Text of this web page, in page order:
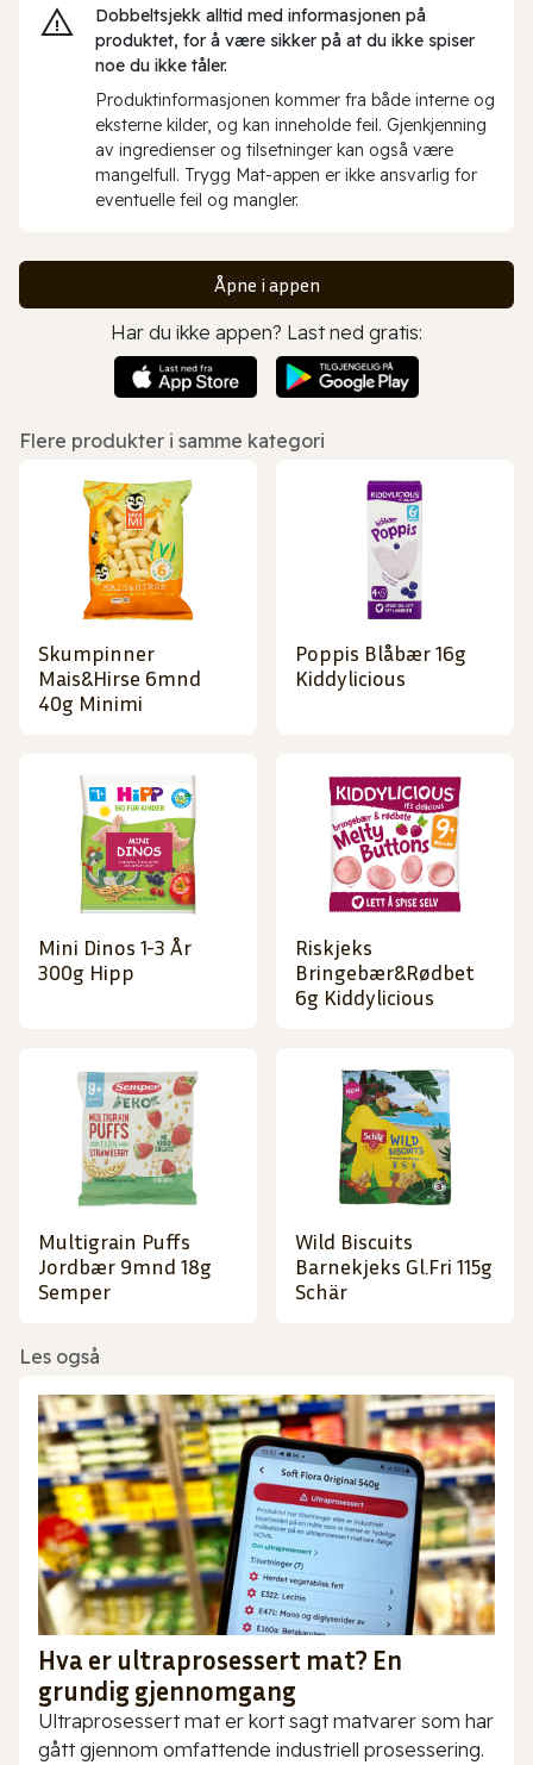
Dobbeltsjekk alltid med informasjonen på
produktet, for å være sikker på at du ikke spiser
noe du ikke tåler.
Produktinformasjonen kommer fra både interne og
eksterne kilder, og kan inneholde feil. Gjenkjenning
av ingredienser og tilsetninger kan også være
mangelfull. Trygg Mat-appen er ikke ansvarlig for
eventuelle feil og mangler.
Åpne i appen
Har du ikke appen? Last ned gratis:
Flere produkter i samme kategori
Skumpinner
Mais&Hirse 6mnd
40g Minimi
Poppis Blåbær 16g
Kiddylicious
Mini Dinos 1-3 År
300g Hipp
Riskjeks
Bringebær&Rødbet
6g Kiddylicious
Multigrain Puffs
Jordbær 9mnd 18g
Semper
Wild Biscuits
Barnekjeks Gl.Fri 115g
Schär
Les også
Hva er ultraprosessert mat? En
grundig gjennomgang
Ultraprosessert mat er kort sagt matvarer som har
gått gjennom omfattende industriell prosessering.